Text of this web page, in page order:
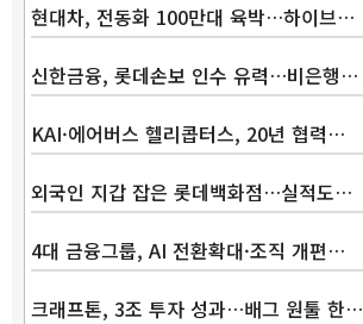
현대차, 전동화 100만대 육박…하이브…
신한금융, 롯데손보 인수 유력…비은행…
KAI·에어버스 헬리콥터스, 20년 협력…
외국인 지갑 잡은 롯데백화점…실적도…
4대 금융그룹, AI 전환확대·조직 개편…
크래프톤, 3조 투자 성과…배그 원툴 한…